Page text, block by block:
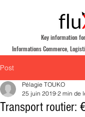
Informations Commerce,
Key information
Post
Transport routier:
Pélagie TOUKO
25 juin 2019 2 min de